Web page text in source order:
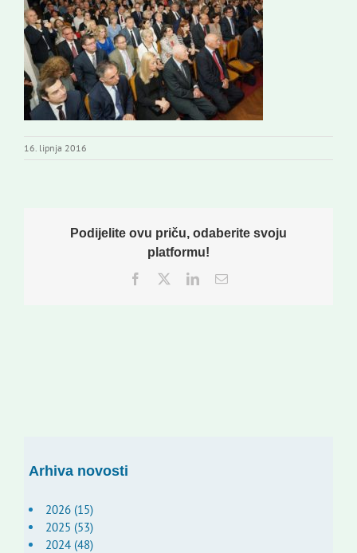
16. lipnja 2016
Podijelite ovu priču, odaberite svoju
platformu!
Facebook
TwitterLinkedInEmail:
Arhiva novosti
2026 (15)
2025 (53)
2024 (48)